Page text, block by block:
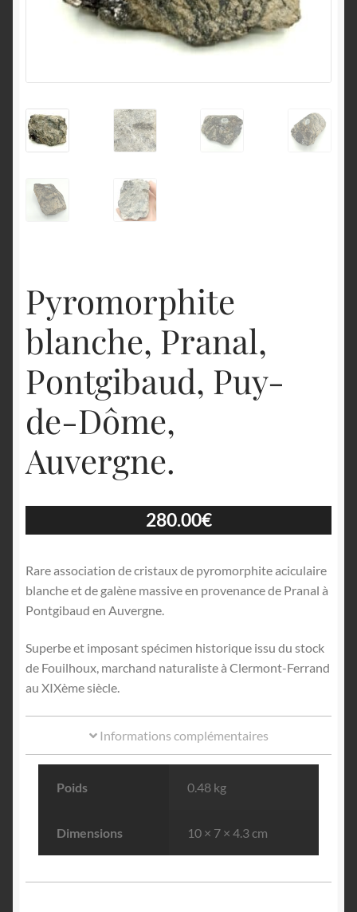
Pyromorphite
blanche, Pranal,
Pontgibaud, Puy-
de-Dôme,
Auvergne.
280.00€
Rare association de cristaux de pyromorphite aciculaire
blanche et de galène massive en provenance de Pranal à
Pontgibaud en Auvergne.
Superbe et imposant spécimen historique issu du stock
de Fouilhoux, marchand naturaliste à Clermont-Ferrand
au XIXème siècle.
Informations complémentaires
Poids 0.48 kg
Dimensions 10 × 7 × 4.3 cm